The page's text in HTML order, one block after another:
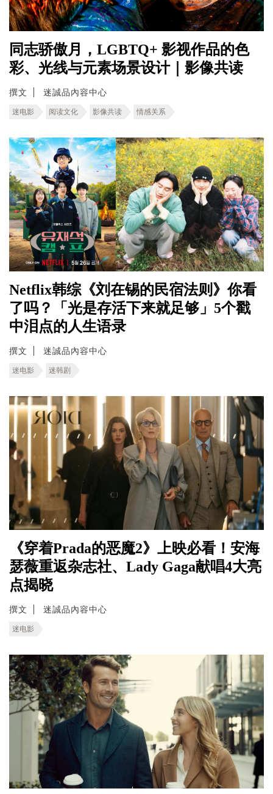
同志骄傲月，LGBTQ+ 影视作品的色
彩、光线与元素场景设计｜影像共读
撰文 迷誠品內容中心
迷电影 阅读文化 影像共读 情感关系
Netflix韩综《刘在锡的民宿法则》你看
了吗？「光是存活下来就足够」5个戳
中泪点的人生语录
撰文 迷誠品內容中心
迷电影 迷韩剧
《穿着Prada的恶魔2》上映必看！安海
瑟薇重返杂志社、Lady Gaga献唱4大亮
点揭晓
撰文 迷誠品內容中心
迷电影